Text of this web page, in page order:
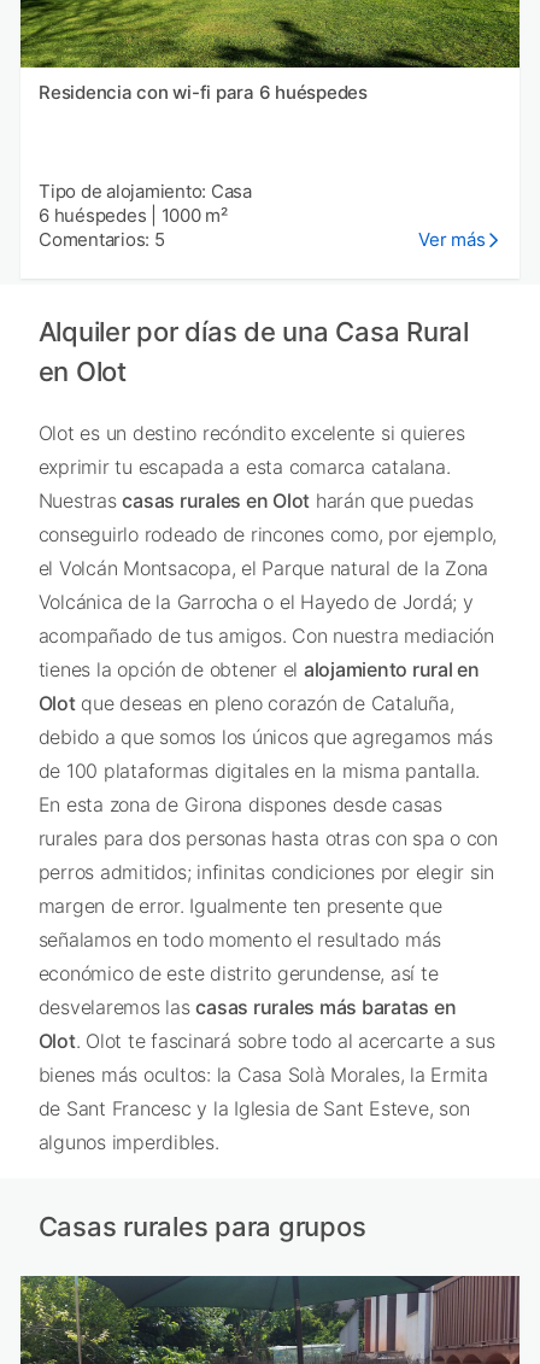
Residencia con wi-fi para 6 huéspedes
Tipo de alojamiento: Casa
6 huéspedes
1000 m²
Comentarios: 5
Ver más
Alquiler por días de una Casa Rural
en Olot
Olot es un destino recóndito excelente si quieres
exprimir tu escapada a esta comarca catalana.
Nuestrascasas rurales en Olot harán que puedas
conseguirlo rodeado de rincones como, por ejemplo,
el Volcán Montsacopa, el Parque natural de la Zona
Volcánica de la Garrocha o el Hayedo de Jordá; y
acompañado de tus amigos. Con nuestra mediación
tienes la opción de obtener el alojamiento rural en
Olotque deseas en pleno corazón de Cataluña,
debido a que somos los únicos que agregamos más
de 100 plataformas digitales en la misma pantalla.
En esta zona de Girona dispones desde casas
rurales para dos personas hasta otras con spa o con
perros admitidos; infinitas condiciones por elegir sin
margen de error. Igualmente ten presente que
señalamos en todo momento el resultado más
económico de este distrito gerundense, así te
desvelaremos lascasas rurales más baratas en
Olot. Olot te fascinará sobre todo al acercarte a sus
bienes más ocultos: la Casa Solà Morales, la Ermita
de Sant Francesc y la Iglesia de Sant Esteve, son
algunos imperdibles.
Casas rurales para grupos